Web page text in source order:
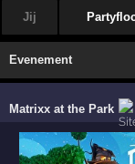
Jij
Evenement
Matrixx at the Park